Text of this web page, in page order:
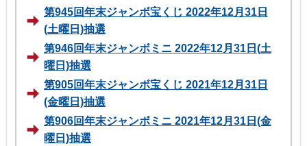
第945回年末ジャンボ宝くじ 2022年12月31日
(土曜日)抽選
第946回年末ジャンボミニ 2022年12月31日(土
曜日)抽選
第905回年末ジャンボ宝くじ 2021年12月31日
(金曜日)抽選
第906回年末ジャンボミニ 2021年12月31日(金
曜日)抽選